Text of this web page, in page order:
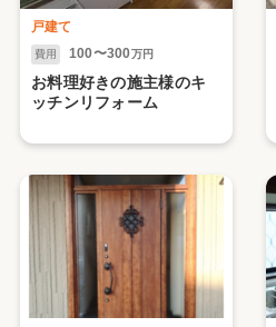
戸建て
費用 100〜300万円
お料理好きの施主様のキ
ッチンリフォーム